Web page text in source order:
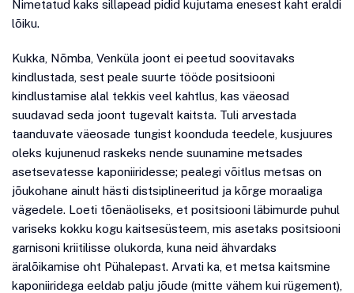
Nimetatud kaks sillapead pidid kujutama enesest kaht eraldi
lõiku.
Kukka, Nõmba, Venküla joont ei peetud soovitavaks
kindlustada, sest peale suurte tööde positsiooni
kindlustamise alal tekkis veel kahtlus, kas väeosad
suudavad seda joont tugevalt kaitsta. Tuli arvestada
taanduvate väeosade tungist koonduda teedele, kusjuures
oleks kujunenud raskeks nende suunamine metsades
asetsevatesse kaponiiridesse; pealegi võitlus metsas on
jõukohane ainult hästi distsiplineeritud ja kõrge moraaliga
vägedele. Loeti tõenäoliseks, et positsiooni läbimurde puhul
variseks kokku kogu kaitsesüsteem, mis asetaks positsiooni
garnisoni kriitilisse olukorda, kuna neid ähvardaks
äralõikamise oht Pühalepast. Arvati ka, et metsa kaitsmine
kaponiiridega eeldab palju jõude (mitte vähem kui rügement),